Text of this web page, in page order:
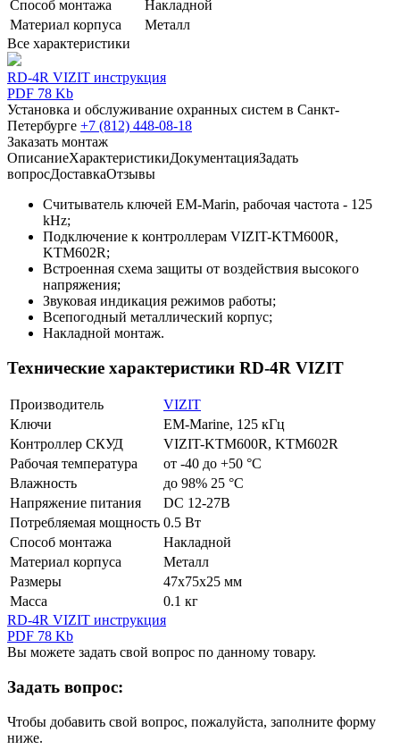
Способ монтажа
Накладной
Материал корпуса
Металл
Все характеристики
RD-4R VIZIT инструкция
PDF 78 Kb
Установка и обслуживание охранных систем в Санкт-
Петербурге +7 (812) 448-08-18
Заказать монтаж
ОписаниеХарактеристикиДокументацияЗадать
вопросДоставкаОтзывы
Считыватель ключей EM-Marin, рабочая частота - 125
kHz;
Подключение к контроллерам VIZIT-KTM600R,
KTM602R;
Встроенная схема защиты от воздействия высокого
напряжения;
Звуковая индикация режимов работы;
Всепогодный металлический корпус;
Накладной монтаж.
Технические характеристики RD-4R VIZIT
Производитель
VIZIT
Ключи
EM-Marine, 125 кГц
Контроллер СКУД
VIZIT-KTM600R, KTM602R
Рабочая температура
от -40 до +50 °С
Влажность
до 98% 25 °C
Напряжение питания
DC 12-27В
Потребляемая мощность 0.5 Вт
Способ монтажа
Накладной
Материал корпуса
Металл
Размеры
47х75х25 мм
Масса
0.1 кг
RD-4R VIZIT инструкция
PDF 78 Kb
Вы можете задать свой вопрос по данному товару.
Задать вопрос:
Чтобы добавить свой вопрос, пожалуйста, заполните форму
ниже.